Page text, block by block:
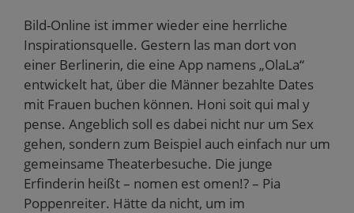
Bild-Online ist immer wieder eine herrliche
Inspirationsquelle. Gestern las man dort von
einer Berlinerin, die eine App namens „OlaLa“
entwickelt hat, über die Männer bezahlte Dates
mit Frauen buchen können. Honi soit qui mal y
pense. Angeblich soll es dabei nicht nur um Sex
gehen, sondern zum Beispiel auch einfach nur um
gemeinsame Theaterbesuche. Die junge
Erfinderin heißt – nomen est omen!? – Pia
Poppenreiter. Hätte da nicht, um im